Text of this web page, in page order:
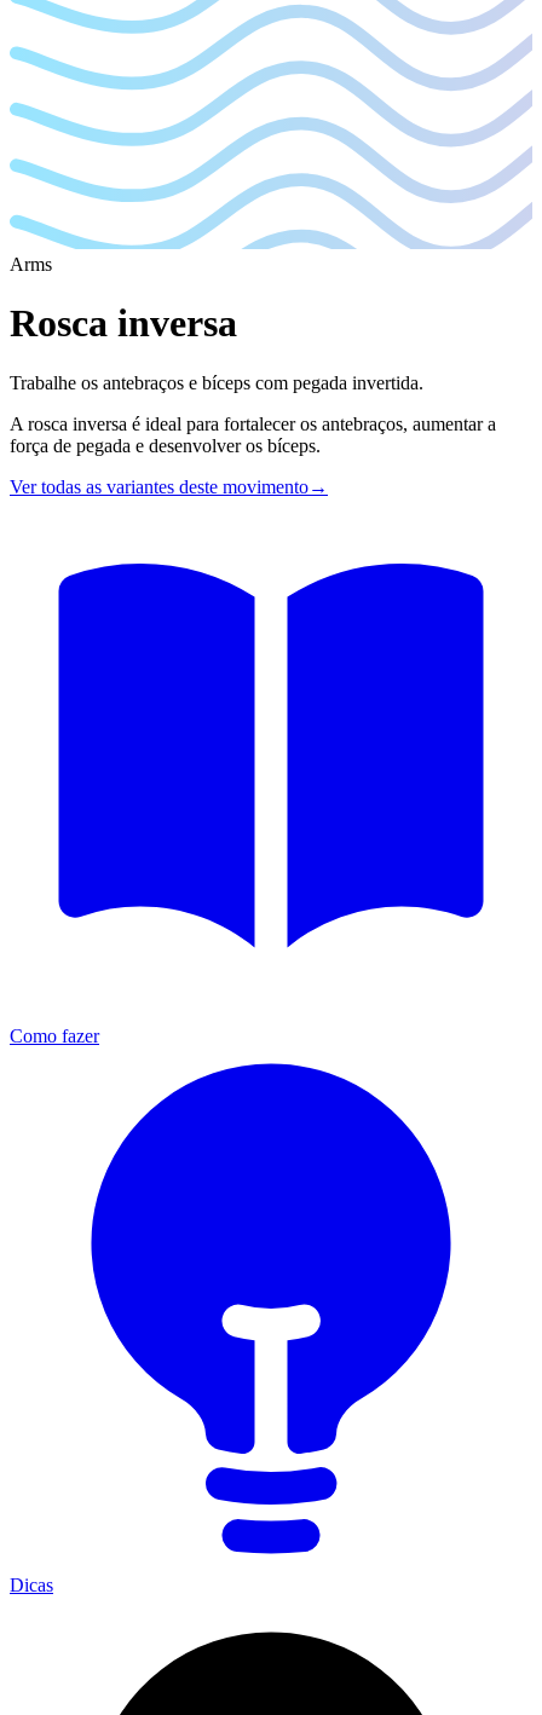
Arms
Rosca inversa
Trabalhe os antebraços e bíceps com pegada invertida.
A rosca inversa é ideal para fortalecer os antebraços, aumentar a
força de pegada e desenvolver os bíceps.
Ver todas as variantes deste movimento→
Como fazer
Dicas